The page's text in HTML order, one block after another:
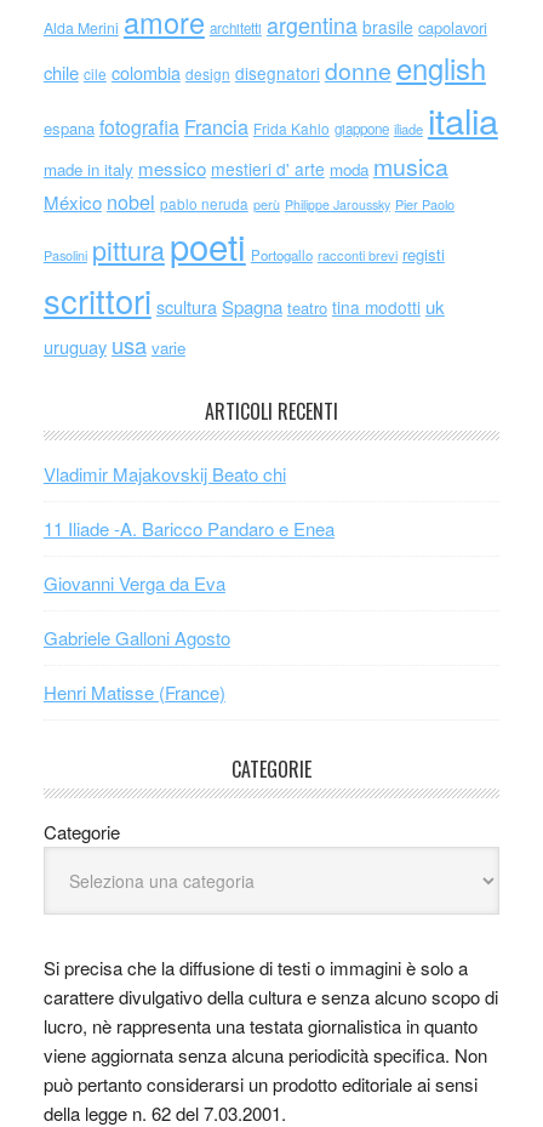
Alda Merini amore architetti argentina brasile capolavori
chile cile colombia design disegnatori donne english
espana fotografia Francia Frida Kahlo giappone iliade italia
made in italy messico mestieri d' arte moda musica
México nobel pablo neruda perù Philippe Jaroussky Pier Paolo
Pasolini pitturapoeti Portogallo racconti brevi registi
scrittori scultura Spagna teatro tina modotti uk
uruguay usa varie
ARTICOLI RECENTI
Vladimir Majakovskij Beato chi
11 Iliade -A. Baricco Pandaro e Enea
Giovanni Verga da Eva
Gabriele Galloni Agosto
Henri Matisse (France)
CATEGORIE
Categorie
Si precisa che la diffusione di testi o immagini è solo a
carattere divulgativo della cultura e senza alcuno scopo di
lucro, nè rappresenta una testata giornalistica in quanto
viene aggiornata senza alcuna periodicità specifica. Non
può pertanto considerarsi un prodotto editoriale ai sensi
della legge n. 62 del 7.03.2001.